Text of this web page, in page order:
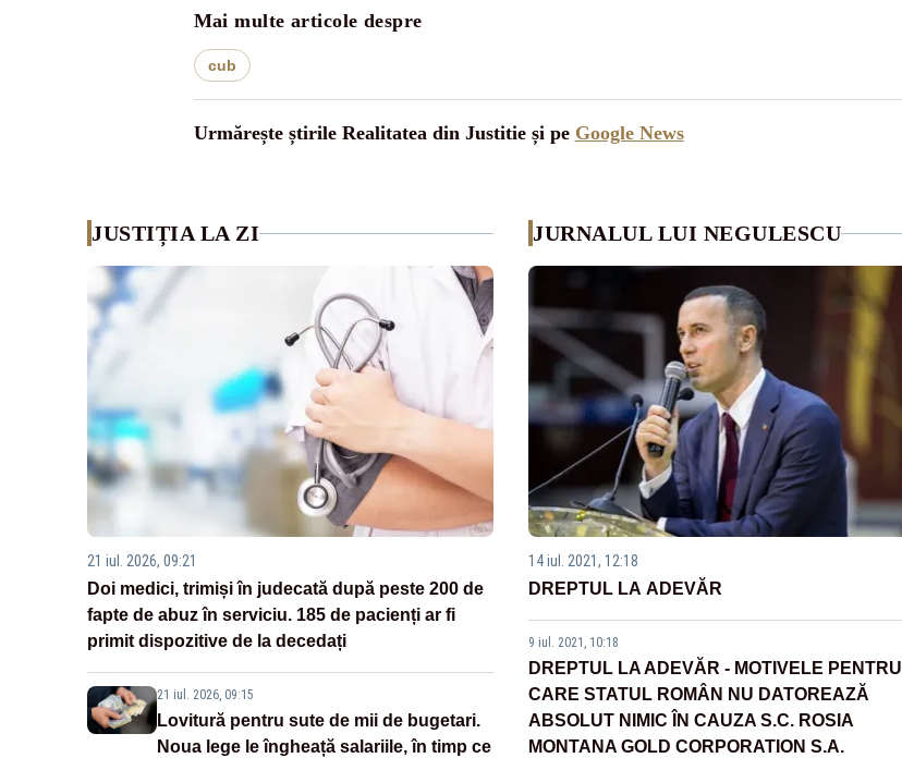
Mai multe articole despre
cub
Urmărește știrile Realitatea din Justitie și pe Google News
JUSTIȚIA LA ZI
21 iul. 2026, 09:21
Doi medici, trimiși în judecată după peste 200 de
fapte de abuz în serviciu. 185 de pacienți ar fi
primit dispozitive de la decedați
21 iul. 2026, 09:15
Lovitură pentru sute de mii de bugetari.
Noua lege le îngheață salariile, în timp ce
JURNALUL LUI NEGULESCU
14 iul. 2021, 12:18
DREPTUL LA ADEVĂR
9 iul. 2021, 10:18
DREPTUL LA ADEVĂR - MOTIVELE PENTRU
CARE STATUL ROMÂN NU DATOREAZĂ
ABSOLUT NIMIC ÎN CAUZA S.C. ROSIA
MONTANA GOLD CORPORATION S.A.